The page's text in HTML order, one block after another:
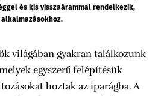
és kis visszaárammal rendelkezik,
világában gyakran találkozunk
egyszerű felépítésük
hoztak az iparágba. A